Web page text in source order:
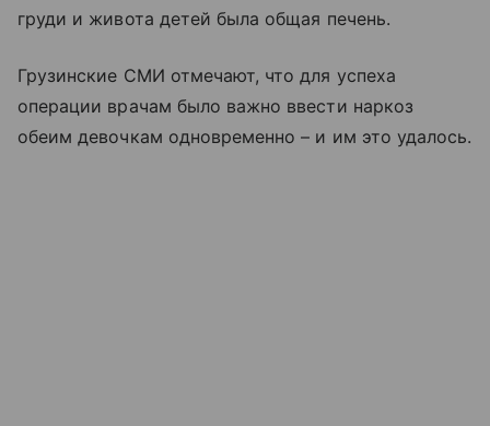
груди и живота детей была общая печень.
Грузинские СМИ отмечают, что для успеха
операции врачам было важно ввести наркоз
обеим девочкам одновременно – и им это удалось.